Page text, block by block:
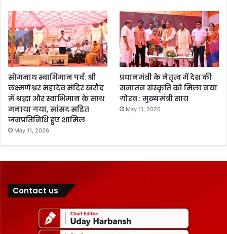
सोमनाथ स्वाभिमान पर्व: श्री
लक्ष्मणेश्वर महादेव मंदिर खरौद
में श्रद्धा और स्वाभिमान के साथ
मनाया गया, सांसद सहित
जनप्रतिनिधि हुए शामिल
May 11, 2026
प्रधानमंत्री के नेतृत्व में देश की
सनातन संस्कृति को मिला नया
गौरव : मुख्यमंत्री साय
May 11, 2026
Contact us